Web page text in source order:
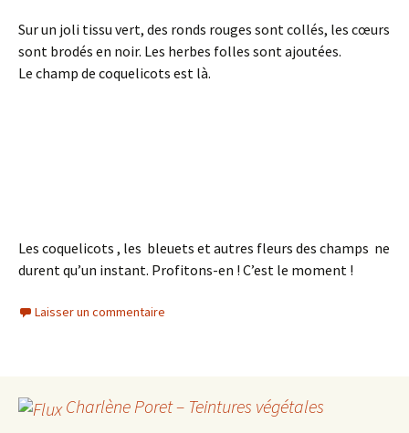
Sur un joli tissu vert, des ronds rouges sont collés, les cœurs
sont brodés en noir. Les herbes folles sont ajoutées.
Le champ de coquelicots est là.
Les coquelicots , les bleuets et autres fleurs des champs ne
durent qu’un instant. Profitons-en ! C’est le moment !
Laisser un commentaire
Charlène Poret – Teintures végétales